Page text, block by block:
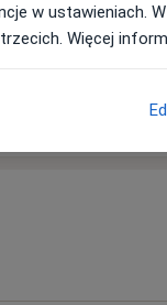
w ustawieniach.
Więcej